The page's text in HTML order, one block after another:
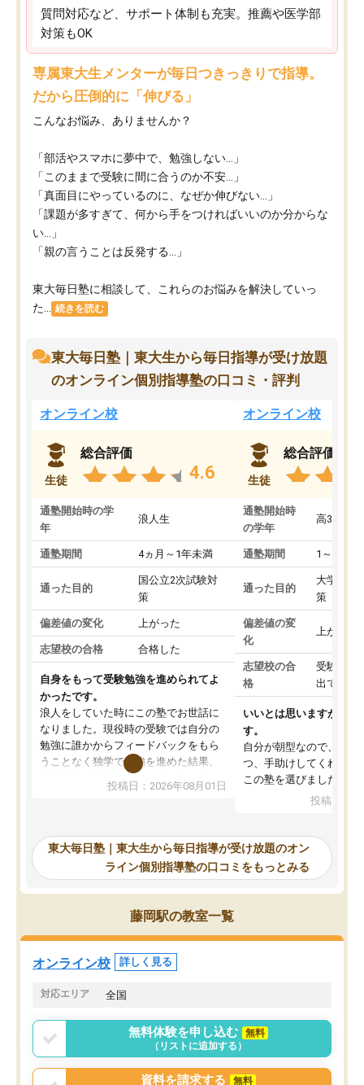
質問対応など、サポート体制も充実。推薦や医学部
対策もOK
専属東大生メンターが毎日つきっきりで指導。
だから圧倒的に「伸びる」
こんなお悩み、ありませんか？
「部活やスマホに夢中で、勉強しない…」
「このままで受験に間に合うのか不安…」
「真面目にやっているのに、なぜか伸びない…」
「課題が多すぎて、何から手をつければいいのか分からな
い…」
「親の言うことは反発する…」
東大毎日塾に相談して、これらのお悩みを解決していっ
た...
続きを読む
東大毎日塾｜東大生から毎日指導が受け放題
のオンライン個別指導塾の口コミ・評判
オンライン校
生徒
総合評価
4.6
通塾開始時の学
年
浪人生
通塾期間 4ヵ月～1年未満
通った目的
国公立2次試験対
策
偏差値の変化 上がった
志望校の合格 合格した
自身をもって受験勉強を進められてよ
かったです。
浪人をしていた時にこの塾でお世話に
なりました。現役時の受験では自分の
勉強に誰かからフィードバックをもら
うことなく独学で勉強を進めた結果、
入試本番に地歴の学習が間に合わず不
合格となってしまいました。その経験
東大毎日塾にたどり着きました。学習
の長期計画や日々の勉強のやり方につ
いて客観的なアドバイスをいただけた
ので、自信をもって受験勉強を進める
ことができました。自分のように勉強
のやり方や進捗管理で苦労している方
には特におすすめしたい塾です。
投稿日：2026年08月01日
オンライン校
生徒
総合評価
通塾開始時
の学年
高3
通塾期間 1～3ヵ月
通った目的
大学入学
策
偏差値の変
化
上がった
志望校の合
格
受験して
出ていな
いいとは思いますが、料
す。
自分が朝型なので、自習
つ、手助けしてくれる設
この塾を選びました。
投稿日：
東大毎日塾｜東大生から毎日指導が受け放題のオン
ライン個別指導塾の口コミをもっとみる
藤岡駅の教室一覧
オンライン校 詳しく見る
対応エリア 全国
無料体験を申し込む
無料
（リストに追加する）
資料を請求する 無料